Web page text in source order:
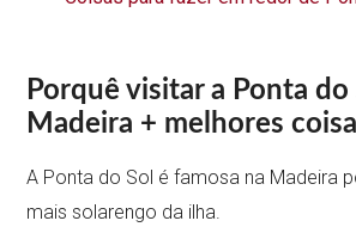
Porquê visitar a Ponta do
Madeira + melhores
A Ponta do Sol é famosa na Madeira
mais solarengo da ilha.